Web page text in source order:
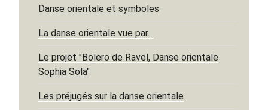
Danse orientale et symboles
La danse orientale vue par…
Le projet "Bolero de Ravel, Danse orientale
Sophia Sola"
Les préjugés sur la danse orientale